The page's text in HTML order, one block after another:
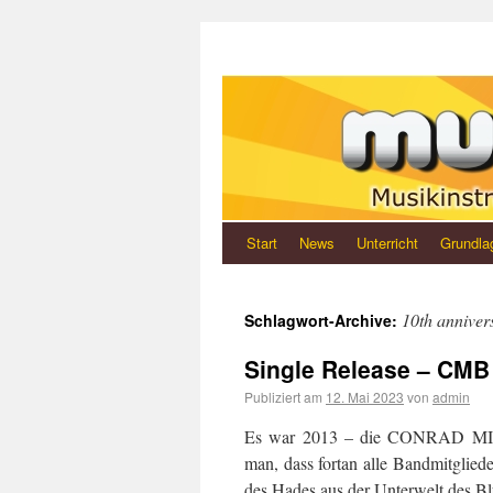
Start News Unterricht
Schlagwort-Archive: 10th
Single Release –
Publiziert am 12. Mai 2023 von admin
Es war 2013 – die CONRAD
man, dass fortan alle